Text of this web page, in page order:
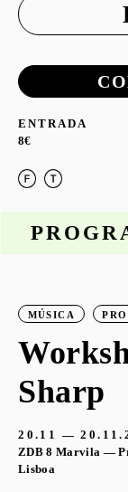
ENTRADA
8€
MÚSICA
Sharp
20.11 —
ZDB 8 Marvila —
Lisboa